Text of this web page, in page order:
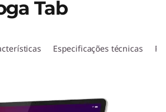
Tab
Especificações técnicas